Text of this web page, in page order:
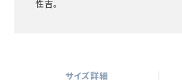
性吉。
サイズ詳細